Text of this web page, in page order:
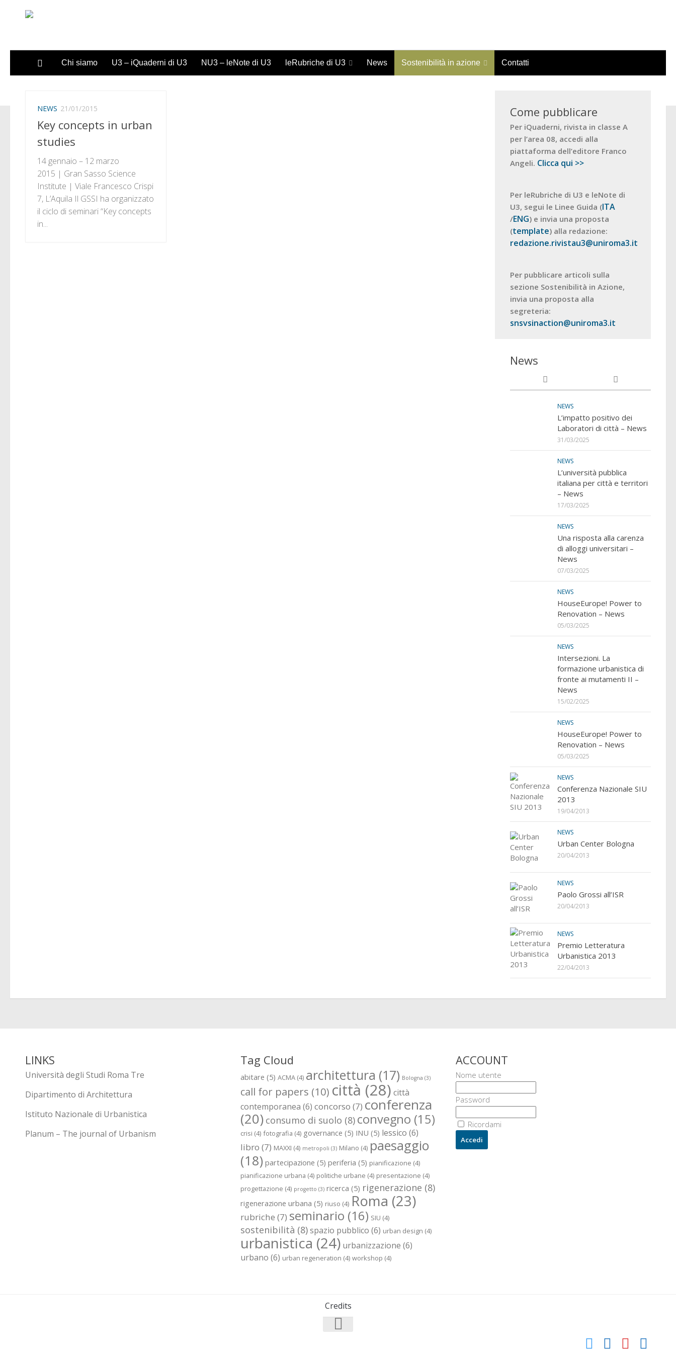
Sotto il contenuto
Chi siamo U3 – iQuaderni di U3 NU3 – leNote di U3 leRubriche di U3 News Sostenibilità in azione Contatti
NEWS 21/01/2015
Key concepts in urban
studies
14 gennaio – 12 marzo
2015 | Gran Sasso Science
Institute | Viale Francesco Crispi
7, L’Aquila Il GSSI ha organizzato
il ciclo di seminari “Key concepts
in...
Come pubblicare
Per iQuaderni, rivista in classe A
per l’area 08, accedi alla
piattaforma dell’editore Franco
Angeli. Clicca qui >>
Per leRubriche di U3 e leNote di
U3, segui le Linee Guida (ITA
/ENG) e invia una proposta
(template) alla redazione:
redazione.rivistau3@uniroma3.it
Per pubblicare articoli sulla
sezione Sostenibilità in Azione,
invia una proposta alla
segreteria:
snsvsinaction@uniroma3.it
News
NEWS
L’impatto positivo dei
Laboratori di città – News
31/03/2025
NEWS
L’università pubblica
italiana per città e territori
– News
17/03/2025
NEWS
Una risposta alla carenza
di alloggi universitari –
News
07/03/2025
NEWS
HouseEurope! Power to
Renovation – News
05/03/2025
NEWS
Intersezioni. La
formazione urbanistica di
fronte ai mutamenti II –
News
15/02/2025
NEWS
HouseEurope! Power to
Renovation – News
05/03/2025
NEWS
Conferenza Nazionale SIU
2013
19/04/2013
NEWS
Urban Center Bologna
20/04/2013
NEWS
Paolo Grossi all’ISR
20/04/2013
NEWS
Premio Letteratura
Urbanistica 2013
22/04/2013
LINKS
Università degli Studi Roma Tre
Dipartimento di Architettura
Istituto Nazionale di Urbanistica
Planum – The journal of Urbanism
Tag Cloud
abitare (5) ACMA(4) architettura (17) Bologna (3)
call for papers (10) città (28) città
contemporanea (6) concorso (7) conferenza
(20) consumo di suolo (8) convegno (15)
crisi (4) fotografia (4) governance (5) INU (5) lessico (6)
libro (7) MAXXI (4) metropoli (3) Milano (4) paesaggio
(18) partecipazione (5) periferia (5) pianificazione (4)
pianificazione urbana (4) politiche urbane (4) presentazione (4)
progettazione (4) progetto (3) ricerca (5) rigenerazione (8)
rigenerazione urbana (5) riuso (4) Roma (23)
rubriche (7) seminario (16) SIU (4)
sostenibilità (8)spazio pubblico (6) urban design (4)
urbanistica (24) urbanizzazione (6)
urbano (6) urban regeneration (4) workshop (4)
ACCOUNT
Nome utente
Password
Ricordami
Credits